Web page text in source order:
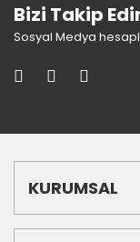
Bizi Takip
Sosyal Medya
KURUMSAL